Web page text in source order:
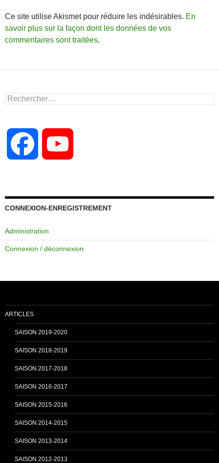
Ce site utilise Akismet pour réduire les indésirables. En
savoir plus sur la façon dont les données de vos
commentaires sont traitées.
Rechercher :
c
o
u
h
CONNEXION-ENREGISTREMENT
Administration
Connexion / déconnexion
ARTICLES
SAISON 2019-2020
SAISON 2018-2019
SAISON 2017-2018
SAISON 2016-2017
SAISON 2015-2016
SAISON 2014-2015
SAISON 2013-2014
SAISON 2012-2013